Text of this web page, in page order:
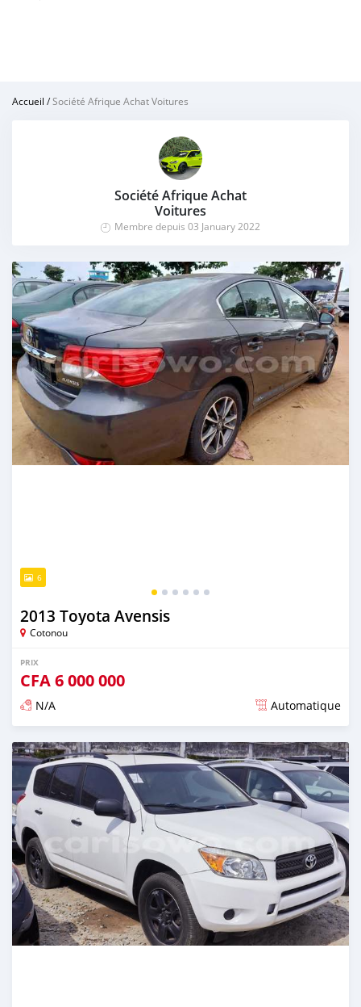
Accueil /Société Afrique Achat Voitures
Société Afrique Achat
Voitures
Membre depuis 03 January 2022
6
2013 Toyota Avensis
Cotonou
PRIX
CFA6 000 000
N/A Automatique
Publié il y a presque 3 ans